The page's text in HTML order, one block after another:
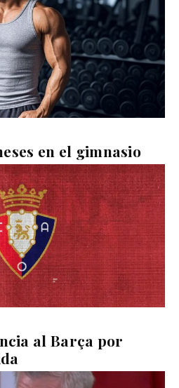
en el gimnasio
al Barça por